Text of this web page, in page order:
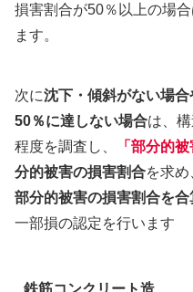
損害割合が50％以上の場
ます。
次に沈下・傾斜がない場
50％に達しない場合は、
程度を調査し、
「部分的
分的被害の損害割合を求め
部分的被害の損害割合を合
一部損の認定を行います
鉄筋コンクリート造